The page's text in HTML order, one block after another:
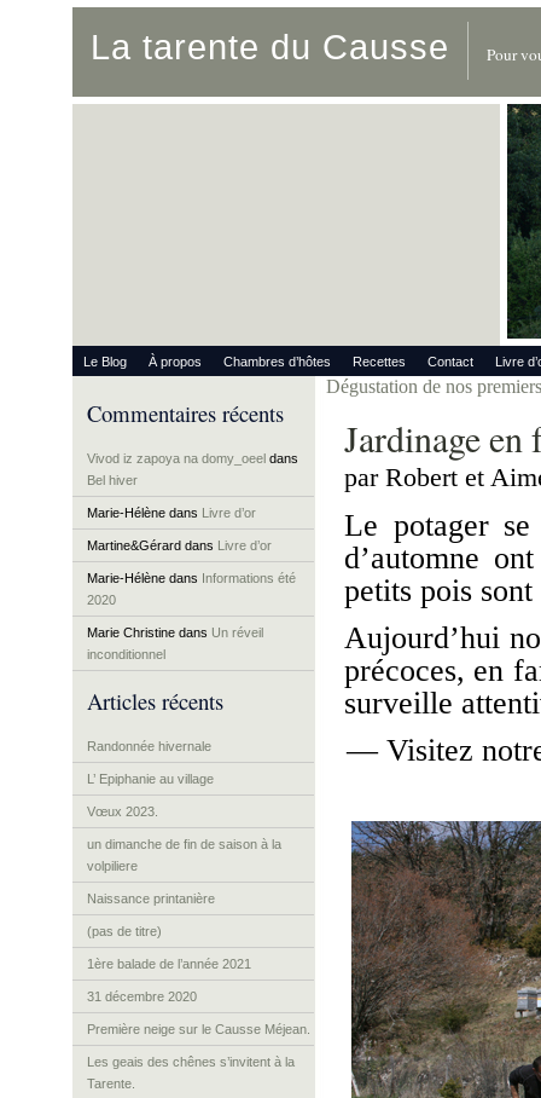
La tarente du Causse Pour
Le Blog À propos Chambres d’hôtes Recettes Contact Livre
Commentaires récents
Vivod iz zapoya na domy_oeel dans
Bel hiver
Marie-Hélène dans Livre d’or
Martine&Gérard dans Livre d’or
Marie-Hélène dans Informations été
2020
Marie Christine dans Un réveil
inconditionnel
Articles récents
Randonnée hivernale
L’ Epiphanie au village
Vœux 2023.
un dimanche de fin de saison à la
volpiliere
Naissance printanière
(pas de titre)
1ère balade de l’année 2021
31 décembre 2020
Première neige sur le Causse Méjean.
Les geais des chênes s’invitent à la
Tarente.
Dégustation de nos
Jardinage en
par Robert et
Le potager
d’automne
petits pois sont
Aujourd’hui
précoces, en
surveille
— Visitez